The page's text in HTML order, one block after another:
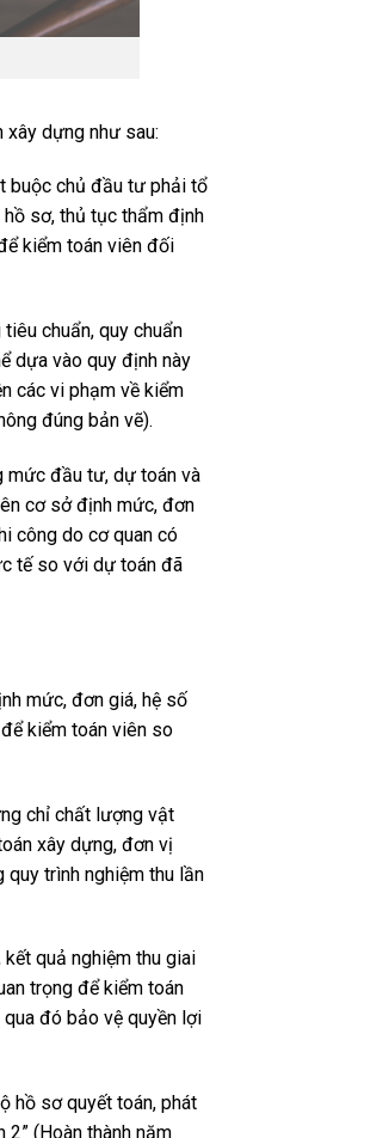
dựng như sau:
buộc chủ đầu tư phải tổ
sơ, thủ tục thẩm định
kiểm toán viên đối
chuẩn, quy chuẩn
dựa vào quy định này
các vi phạm về kiểm
đúng bản vẽ).
mức đầu tư, dự toán và
cơ sở định mức, đơn
công do cơ quan có
tế so với dự toán đã
mức, đơn giá, hệ số
kiểm toán viên so
chỉ chất lượng vật
xây dựng, đơn vị
trình nghiệm thu lần
quả nghiệm thu giai
trọng để kiểm toán
đó bảo vệ quyền lợi
hồ sơ quyết toán, phát
(Hoàn thành năm